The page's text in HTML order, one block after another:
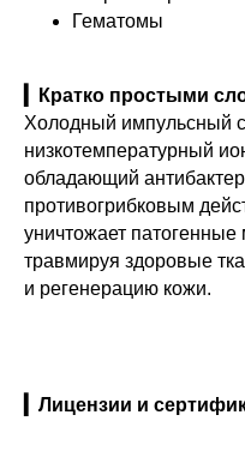
Гематомы
▎Кратко простыми
Холодный импульсный
низкотемпературный
обладающий
противогрибковым
уничтожает
травмируя здоровые
и регенерацию кожи.
▎Лицензии и